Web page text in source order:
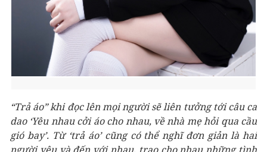
“Trả áo” khi đọc lên mọi người sẽ liên tưởng tới câu ca
dao ‘Yêu nhau cởi áo cho nhau, về nhà mẹ hỏi qua cầu
gió bay’. Từ ‘trả áo’ cũng có thể nghĩ đơn giản là hai